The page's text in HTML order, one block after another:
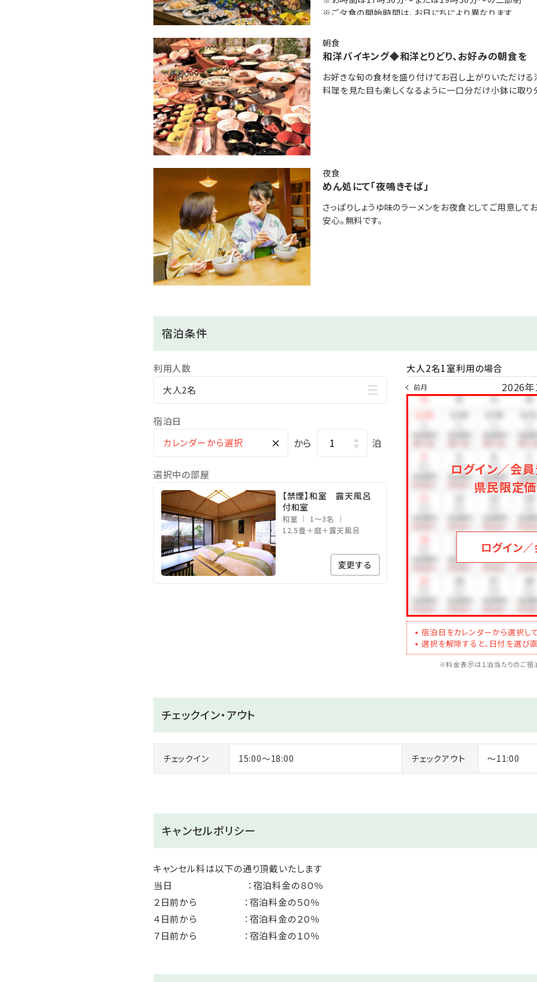
――――――――――――――――――――――
詳細はこちらをクリック♪
――――――――――――――――――――――
★夕食
和洋バイキング
※基本17時30分～又は19時30分～の二部制
※ご夕食の開始時間は、お日にちにより異なります。
≪夕食時追加料理等のご案内≫
「アルコール飲み放題60分」1,980円 →事前予約で60分/1,680円
「鮑の踊り焼き」2,750円 →事前予約で2,500円
「伊勢海老酒蒸し」3,150円→事前予約で2,850円
「富士山牛の陶板焼き」2,450円 →事前予約で2,250円
※追加料理のご注文は3日前までにお知らせください
※消費税込 1名様よりお申込みいただけます
※お申込みの際は当館へお電話か予約時に備考欄へご記載ください
営業時間 15時～24時/5時～10時
＜貸切風呂＞
趣の異なる7種の貸切風呂をご用意。ご予約不要、ご自身で空きを確認いただき、ご自由にお入り
【お子様料金の改定：2026年2月1日以降のご予約に関するお知らせ】
※下記をご確認くださいますようお願いいたします。
＜お子様＞
洋室は0歳～3歳のお子様のご利用をお控えいただいております。
※0歳～2歳のお子様の年齢を備考欄に記載するようお願い申し上げます。
※ご夕食の開始時間は、お日にちにより異なります
朝食
和洋バイキング◆和洋とりどり、お好みの朝食を
お好きな旬の食材を盛り付けてお召し上がりいただける
料理を見た目も楽しくなるように一口分だけ小鉢に取り
夜食
めん処にて「夜鳴きそば」
さっぱりしょうゆ味のラーメンをお夜食としてご用意して
安心。無料です。
宿泊条件
利用人数
大人2名
宿泊日
× から 泊
選択中の部屋
【禁煙】和室 露天風呂
付和室
和室
1～3名
12.5畳＋庭＋露天風呂
変更する
大人2名1室利用の場合
前月 2026
ログイン／会員
県民限定
ログイン
宿泊日をカレンダーから選択し
選択を解除すると、日付を選び直
※料金表示は１泊当たりのご宿
チェックイン・アウト
チェックイン 15:00～18:00 チェックアウト ～11:00
キャンセルポリシー
キャンセル料は以下の通り頂戴いたします
当日 ：宿泊料金の８０％
２日前から ：宿泊料金の５０％
４日前から ：宿泊料金の２０％
７日前から ：宿泊料金の１０％